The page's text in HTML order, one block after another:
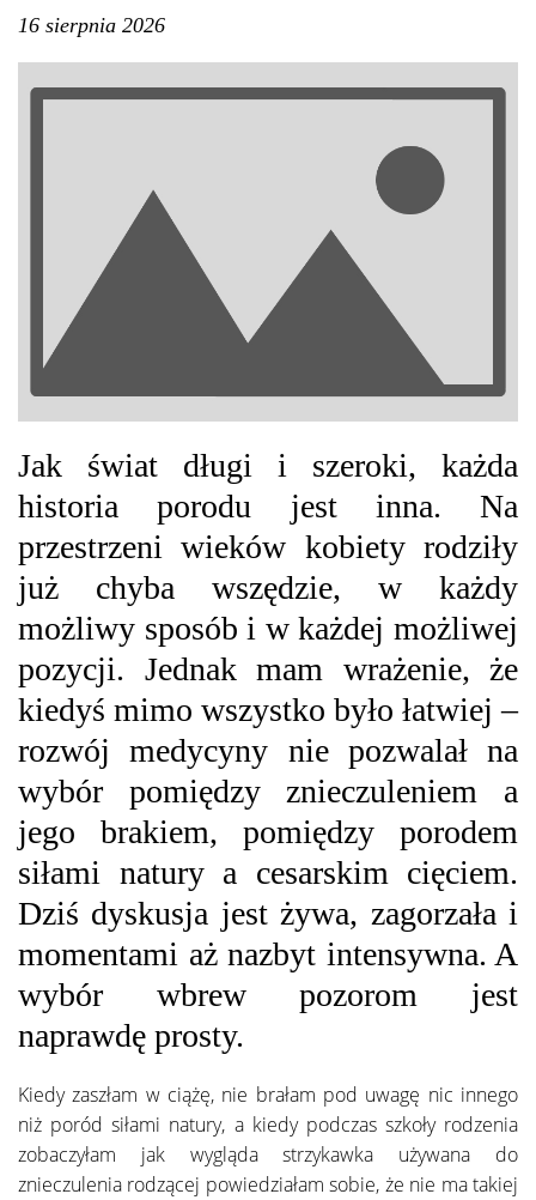
16 sierpnia 2026
Jak świat długi i szeroki, każda
historia porodu jest inna. Na
przestrzeni wieków kobiety rodziły
już chyba wszędzie, w każdy
możliwy sposób i w każdej możliwej
pozycji. Jednak mam wrażenie, że
kiedyś mimo wszystko było łatwiej –
rozwój medycyny nie pozwalał na
wybór pomiędzy znieczuleniem a
jego brakiem, pomiędzy porodem
siłami natury a cesarskim cięciem.
Dziś dyskusja jest żywa, zagorzała i
momentami aż nazbyt intensywna. A
wybór wbrew pozorom jest
naprawdę prosty.
Kiedy zaszłam w ciążę, nie brałam pod uwagę nic innego
niż poród siłami natury, a kiedy podczas szkoły rodzenia
zobaczyłam jak wygląda strzykawka używana do
znieczulenia rodzącej powiedziałam sobie, że nie ma takiej